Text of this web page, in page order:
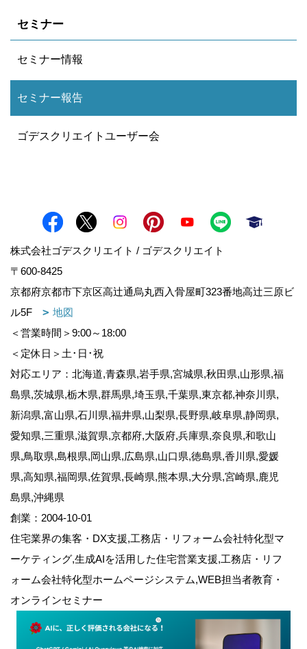
セミナー
セミナー情報
セミナー報告
ゴデスクリエイトユーザー会
株式会社ゴデスクリエイト / ゴデスクリエイト
〒600-8425
京都府京都市下京区高辻通烏丸西入骨屋町323番地高辻三原ビ
ル5F
地図
＜営業時間＞9:00～18:00
＜定休日＞土･日･祝
対応エリア：北海道,青森県,岩手県,宮城県,秋田県,山形県,福
島県,茨城県,栃木県,群馬県,埼玉県,千葉県,東京都,神奈川県,
新潟県,富山県,石川県,福井県,山梨県,長野県,岐阜県,静岡県,
愛知県,三重県,滋賀県,京都府,大阪府,兵庫県,奈良県,和歌山
県,鳥取県,島根県,岡山県,広島県,山口県,徳島県,香川県,愛媛
県,高知県,福岡県,佐賀県,長崎県,熊本県,大分県,宮崎県,鹿児
島県,沖縄県
創業：2004-10-01
住宅業界の集客・DX支援,工務店・リフォーム会社特化型マ
ーケティング,生成AIを活用した住宅営業支援,工務店・リフ
ォーム会社特化型ホームページシステム,WEB担当者教育・
オンラインセミナー